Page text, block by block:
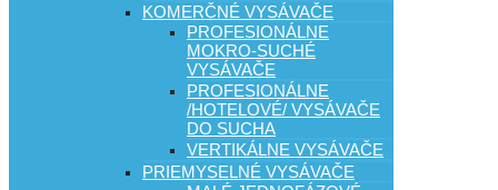
KOMERČNÉ VYSÁVAČE
PROFESIONÁLNE
MOKRO-SUCHÉ
VYSÁVAČE
PROFESIONÁLNE
/HOTELOVÉ/ VYSÁVAČE
DO SUCHA
VERTIKÁLNE VYSÁVAČE
PRIEMYSELNÉ VYSÁVAČE